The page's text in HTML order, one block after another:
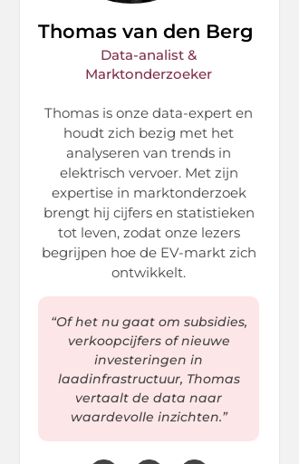
Thomas van den Berg
Data-analist &
Marktonderzoeker
Thomas is onze data-expert en
houdt zich bezig met het
analyseren van trends in
elektrisch vervoer. Met zijn
expertise in marktonderzoek
brengt hij cijfers en statistieken
tot leven, zodat onze lezers
begrijpen hoe de EV-markt zich
ontwikkelt.
“Of het nu gaat om subsidies,
verkoopcijfers of nieuwe
investeringen in
laadinfrastructuur, Thomas
vertaalt de data naar
waardevolle inzichten.”